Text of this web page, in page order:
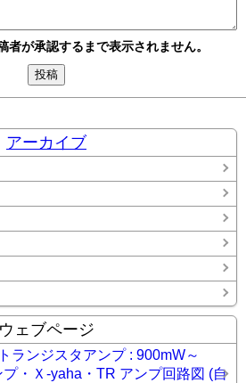
者が承認するまで表示されません。
アーカイブ
ウェブページ
ランジスタアンプ : 900mW～
・Ｘ-yaha・TR アンプ回路図 (自